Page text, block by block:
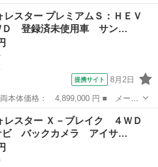
バートラック ■ グレード名：
コン 運転席エアバッグ 助手席エ
レスター プレミアムＳ：ＨＥＶ
Ｄ 登録済未使用車 サン…
提携サイト 8月2日
ォレスター ■ グレード名： プレ
Ｄ 登録済未使用車 サンルーフ ハ
レスター Ｘ－ブレイク ４ＷＤ
ビ バックカメラ アイサ…